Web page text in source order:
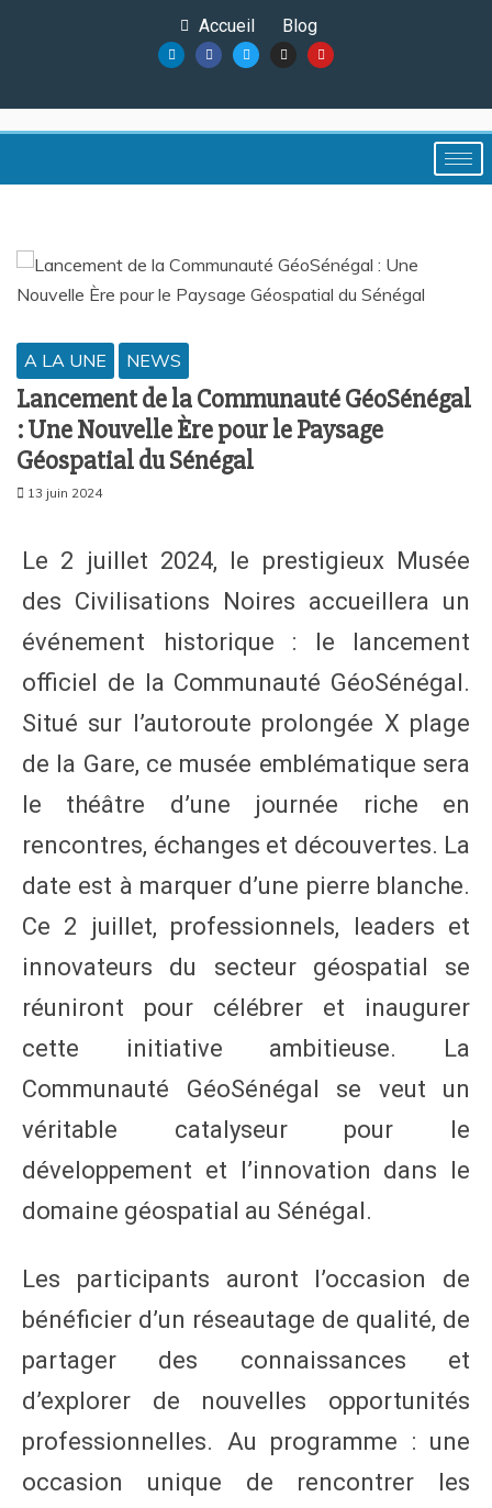
Accueil Blog
A LA UNE NEWS
Lancement de la Communauté GéoSénégal
: Une Nouvelle Ère pour le Paysage
Géospatial du Sénégal
13 juin 2024
Le 2 juillet 2024, le prestigieux Musée
des Civilisations Noires accueillera un
événement historique : le lancement
officiel de la Communauté GéoSénégal.
Situé sur l’autoroute prolongée X plage
de la Gare, ce musée emblématique sera
le théâtre d’une journée riche en
rencontres, échanges et découvertes. La
date est à marquer d’une pierre blanche.
Ce 2 juillet, professionnels, leaders et
innovateurs du secteur géospatial se
réuniront pour célébrer et inaugurer
cette initiative ambitieuse. La
Communauté GéoSénégal se veut un
véritable catalyseur pour le
développement et l’innovation dans le
domaine géospatial au Sénégal.
Les participants auront l’occasion de
bénéficier d’un réseautage de qualité, de
partager des connaissances et
d’explorer de nouvelles opportunités
professionnelles. Au programme : une
occasion unique de rencontrer les